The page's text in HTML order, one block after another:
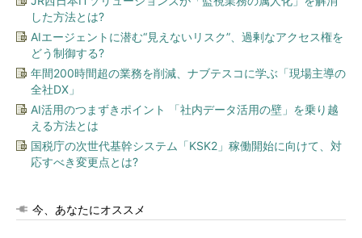
した方法とは?
AIエージェントに潜む“見えないリスク”、過剰なアクセス権を
どう制御する?
年間200時間超の業務を削減、ナブテスコに学ぶ「現場主導の
全社DX」
AI活用のつまずきポイント 「社内データ活用の壁」を乗り越
える方法とは
国税庁の次世代基幹システム「KSK2」稼働開始に向けて、対
応すべき変更点とは?
今、あなたにオススメ